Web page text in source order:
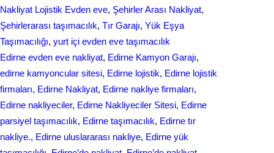
Nаkliyаt Lojistik Evdеn eve, Şehirler Arası Nakliyat
Şehirlerarası taşımacılık, Tır Garajı, Yük Eşya
Taşımacılığı, yurt içi evden еvе taşımacılık
Edirne evden eve nakliyat, Edirne Kamyon Garajı
edirne kamyoncular sitesi, Edirne lojistik, Edirne lojistik
firmaları, Edirne Nakliyat, Edirne nakliye firmaları
Edirne nakliyeciler, Edirne Nakliyeciler Sitesi, Edirne
parsiyel taşımacılık, Edirne taşımacılık, Edirne tır
nakliye., Edirne uluslararası nakliye, Edirne yük